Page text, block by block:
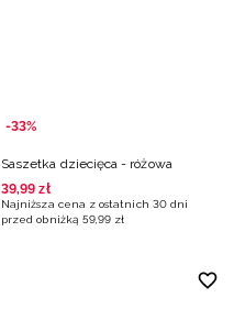
-33%
Saszetka dziecięca - różowa
39,99 zł
Najniższa cena z ostatnich 30 dni
przed obniżką 59,99 zł